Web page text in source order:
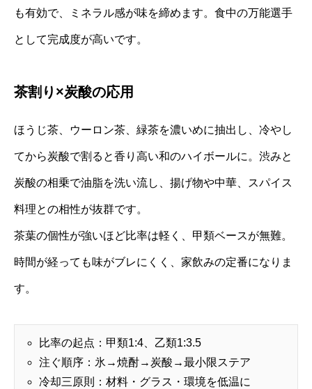
も有効で、ミネラル感が味を締めます。食中の万能選手
として完成度が高いです。
茶割り×炭酸の応用
ほうじ茶、ウーロン茶、緑茶を濃いめに抽出し、冷やし
てから炭酸で割ると香り高い和のハイボールに。渋みと
炭酸の相乗で油脂を洗い流し、揚げ物や中華、スパイス
料理との相性が抜群です。
茶葉の個性が強いほど比率は軽く、甲類ベースが無難。
時間が経っても味がブレにくく、家飲みの定番になりま
す。
比率の起点：甲類1:4、乙類1:3.5
注ぐ順序：氷→焼酎→炭酸→最小限ステア
冷却三原則：材料・グラス・環境を低温に